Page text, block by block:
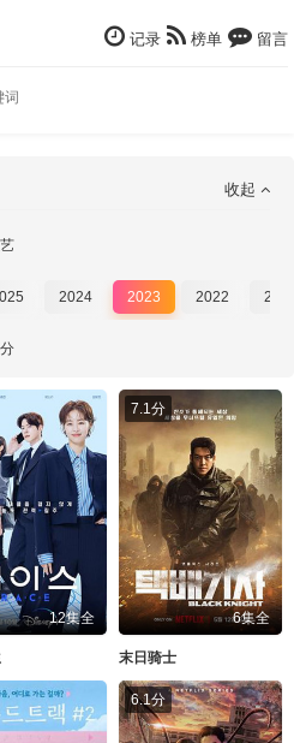
记录 榜单 留言
收起
2024 2023 2022
12集全
7.1分
6集全
末日骑士
6.1分